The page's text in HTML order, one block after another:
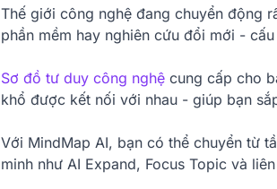
Thế giới công nghệ đang chuyển động
phần mềm hay nghiên cứu đổi mới -
Sơ đồ tư duy công nghệ cung cấp cho
khổ được kết nối với nhau - giúp bạn
Với MindMap AI, bạn có thể chuyển từ
minh như AI Expand, Focus Topic và